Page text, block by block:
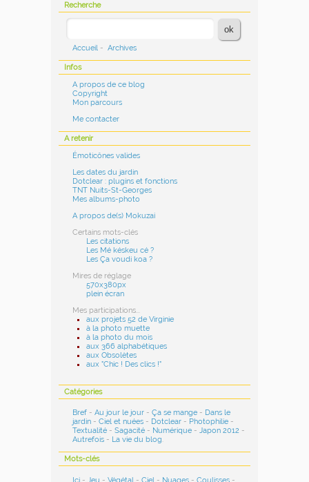
Recherche
Accueil - Archives
Infos
A propos de ce blog
Copyright
Mon parcours
Me contacter
A retenir
Émoticônes valides
Les dates du jardin
Dotclear : plugins et fonctions
TNT Nuits-St-Georges
Mes albums-photo
A propos de(s) Mokuzai
Certains mots-clés
Les citations
Les Mé késkeu cé ?
Les Ça voudi koa ?
Mires de réglage
570x380px
plein écran
Mes participations...
aux projets 52 de Virginie
à la photo muette
à la photo du mois
aux 366 alphabétiques
aux Obsolètes
aux "Chic ! Des clics !"
Catégories
Bref -Au jour le jour -Ça se mange - Dans le
jardin -Ciel et nuées - Dotclear - Photophilie -
Textualité -Sagacité - Numérique -Japon 2012 -
Autrefois - La vie du blog.
Mots-clés
Ici - Jeu -Végétal -Ciel - Nuages -Coulisses -